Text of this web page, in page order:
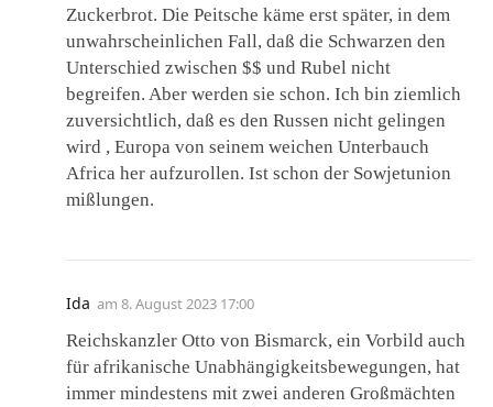
Zuckerbrot. Die Peitsche käme erst später, in dem
unwahrscheinlichen Fall, daß die Schwarzen den
Unterschied zwischen $$ und Rubel nicht
begreifen. Aber werden sie schon. Ich bin ziemlich
zuversichtlich, daß es den Russen nicht gelingen
wird , Europa von seinem weichen Unterbauch
Africa her aufzurollen. Ist schon der Sowjetunion
mißlungen.
Ida am 8. August 2023 17:00
Reichskanzler Otto von Bismarck, ein Vorbild auch
für afrikanische Unabhängigkeitsbewegungen, hat
immer mindestens mit zwei anderen Großmächten